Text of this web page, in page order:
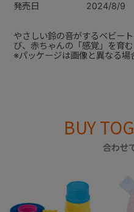
発売日
2024/8/9
やさしい鈴の音がするベビー
び、赤ちゃんの「感覚」を育む
※パッケージは画像と異なる場
BUY
合わせ